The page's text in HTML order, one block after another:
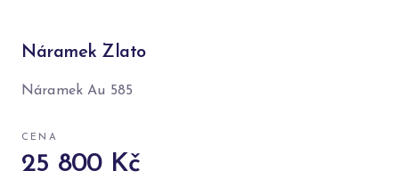
Náramek Zlato
Náramek Au 585
CENA
25 800 Kč